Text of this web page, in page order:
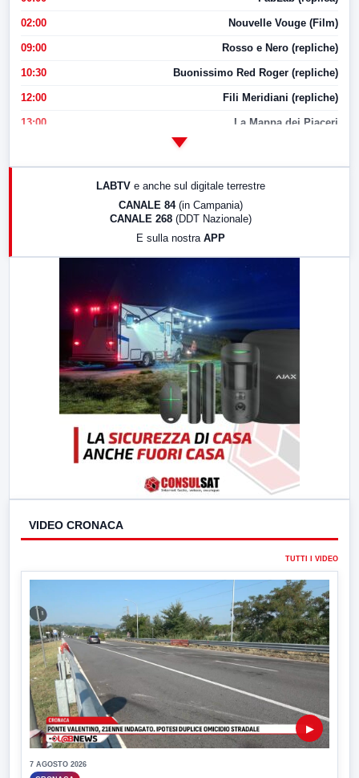
02:00 Nouvelle Vouge (Film)
09:00 Rosso e Nero (repliche)
10:30 Buonissimo Red Roger (repliche)
12:00 Fili Meridiani (repliche)
13:00 La Mappa dei Piaceri
17:00 LabNews (replica)
LABTV e anche sul digitale terrestre
CANALE 84 (in Campania)
CANALE 268 (DDT Nazionale)
E sulla nostra APP
VIDEO CRONACA
TUTTI I VIDEO
▶
7 AGOSTO 2026